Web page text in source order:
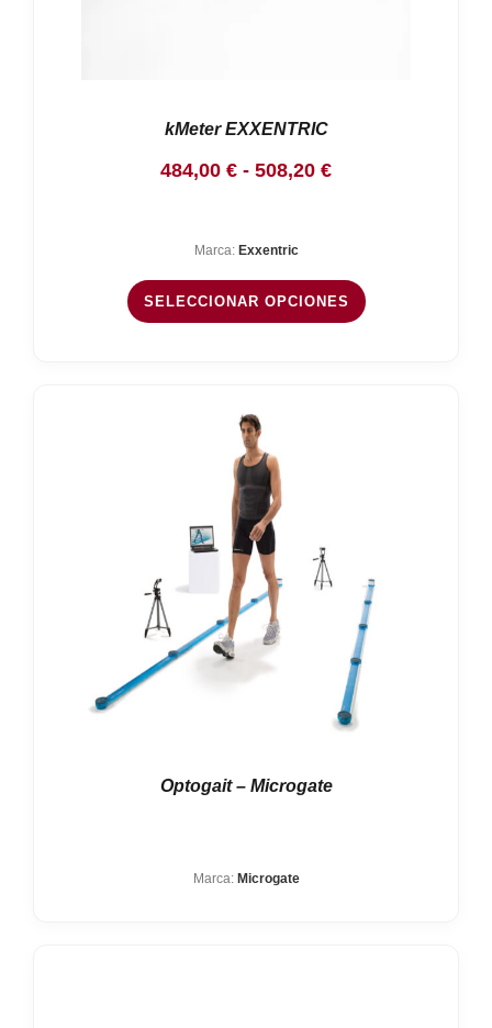
kMeter EXXENTRIC
484,00 € - 508,20 €Rango
484,00 €
hasta
Marca: Exxentric
SELECCIONAR OPCIONES
Optogait – Microgate
Marca: Microgate